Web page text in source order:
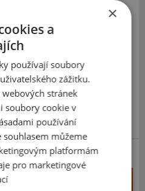
4 Season
70
SUPER KVALITA/VÝKON
×
a
používají soubory
zážitku.
stránek
soubory cookie v
používání
souhlasem můžeme
platformám
pro marketingové